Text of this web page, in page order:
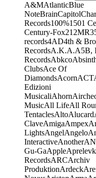
A&MAtlanticBlue
NoteBrainCapitol
Records100%1501
Century-Fox21 2MR
records4AD4th &
RecordsA.K.A.A5B,
RecordsAbkco
ClubsAce Of
DiamondsAcornACT
Edizioni
MusicaliAhorn
MusicAll LifeAll
TentaclesAltoAlucard
ClaveAmigaAmpex
LightsAngelAngelo
InteractiveAnother
Gu-GaApple
RecordsARCArchiv
ProduktionArdeck